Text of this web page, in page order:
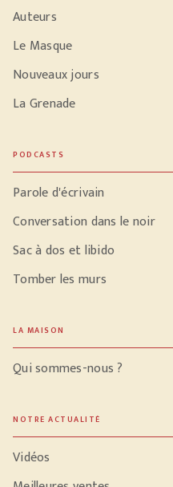
Auteurs
Le Masque
Nouveaux jours
La Grenade
PODCASTS
Parole d'écrivain
Conversation dans le noir
Sac à dos et libido
Tomber les murs
LA MAISON
Qui sommes-nous ?
NOTRE ACTUALITÉ
Vidéos